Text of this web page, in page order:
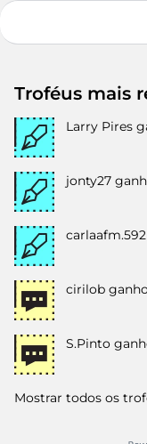
Troféus mais
Larry Pires
jonty27
carlaafm.592
cirilob
S.Pinto
Mostrar todos os